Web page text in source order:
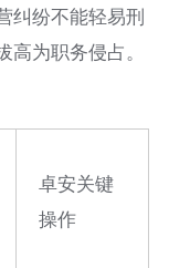
纠纷不能轻易刑
为职务侵占。
卓安关键
操作